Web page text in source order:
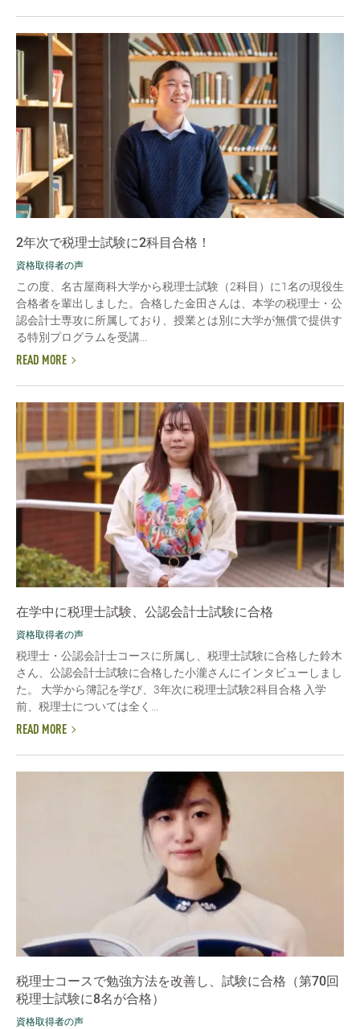
2年次で税理士試験に2科目合格！
資格取得者の声
この度、名古屋商科大学から税理士試験（2科目）に1名の現役生
合格者を輩出しました。合格した金田さんは、本学の税理士・公
認会計士専攻に所属しており、授業とは別に大学が無償で提供す
る特別プログラムを受講...
READ MORE
在学中に税理士試験、公認会計士試験に合格
資格取得者の声
税理士・公認会計士コースに所属し、税理士試験に合格した鈴木
さん、公認会計士試験に合格した小瀧さんにインタビューしまし
た。 大学から簿記を学び、3年次に税理士試験2科目合格 入学
前、税理士については全く...
READ MORE
税理士コースで勉強方法を改善し、試験に合格（第70回
税理士試験に8名が合格）
資格取得者の声